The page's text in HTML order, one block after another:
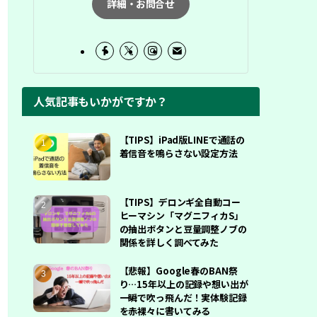
詳細・お問合せ
人気記事もいかがですか？
【TIPS】iPad版LINEで通話の
着信音を鳴らさない設定方法
【TIPS】デロンギ全自動コー
ヒーマシン「マグニフィカS」
の抽出ボタンと豆量調整ノブの
関係を詳しく調べてみた
【悲報】Google春のBAN祭
り…15年以上の記録や想い出が
一瞬で吹っ飛んだ！実体験記録
を赤裸々に書いてみる